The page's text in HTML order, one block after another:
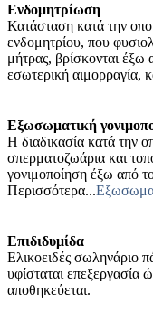
Ενδομητρίωση
Κατάσταση κατά την
ενδομητρίου, που
μήτρας, βρίσκονται
εσωτερική αιμορραγία,
Εξωσωματική
Η διαδικασία κατά την
σπερματοζωάρια και
γονιμοποίηση έξω από
Περισσότερα...
Επιδιδυμίδα
Ελικοειδές σωληνάριο
υφίσταται επεξεργασία
αποθηκεύεται.